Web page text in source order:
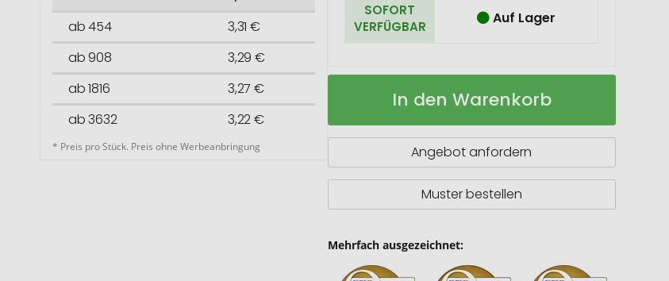
ab 454
3,31 €
ab 908
3,29 €
ab 1816
3,27 €
ab 3632
3,22 €
* Preis pro Stück. Preis ohne Werbeanbringung
SOFORT
VERFÜGBAR
Auf Lager
Swiss
Ypso
Zackenschliff
Auf
In den Warenkorb
Angebot anfordern
Muster bestellen
Mehrfach ausgezeichnet: